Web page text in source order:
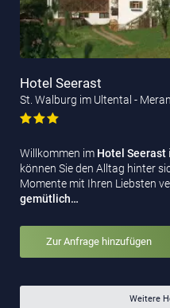
Hotel Seerast
St. Walburg im Ultental -
Willkommen im Hotel Seerast
können Sie den Alltag hinter
Momente mit Ihren Liebsten
gemütlich…
Zur Anfrage hinzufügen
Weitere